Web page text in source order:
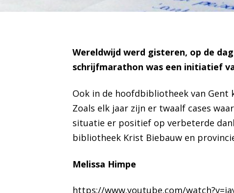
Wereldwijd werd gisteren, op de
schrijfmarathon was een initiatief
Ook in de hoofdbibliotheek van
Zoals elk jaar zijn er twaalf cases
situatie er positief op verbeterde
bibliotheek Krist Biebauw en
Melissa Himpe
https://www.youtube.com/